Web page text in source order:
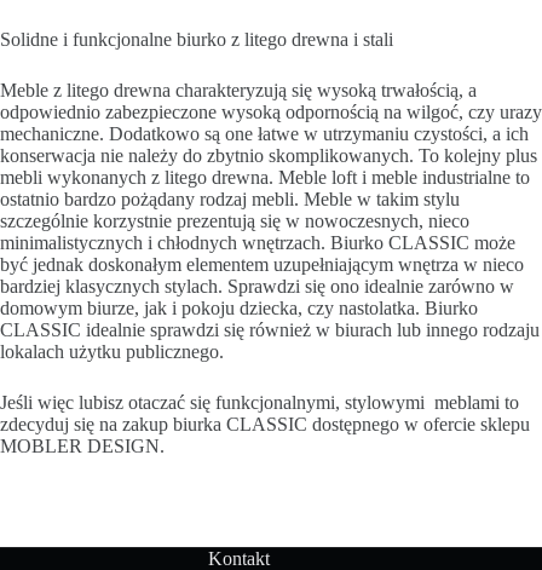
Solidne i funkcjonalne biurko z litego drewna i stali
Meble z litego drewna charakteryzują się wysoką trwałością, a
odpowiednio zabezpieczone wysoką odpornością na wilgoć, czy urazy
mechaniczne. Dodatkowo są one łatwe w utrzymaniu czystości, a ich
konserwacja nie należy do zbytnio skomplikowanych. To kolejny plus
mebli wykonanych z litego drewna. Meble loft i meble industrialne to
ostatnio bardzo pożądany rodzaj mebli. Meble w takim stylu
szczególnie korzystnie prezentują się w nowoczesnych, nieco
minimalistycznych i chłodnych wnętrzach. Biurko CLASSIC może
być jednak doskonałym elementem uzupełniającym wnętrza w nieco
bardziej klasycznych stylach. Sprawdzi się ono idealnie zarówno w
domowym biurze, jak i pokoju dziecka, czy nastolatka. Biurko
CLASSIC idealnie sprawdzi się również w biurach lub innego rodzaju
lokalach użytku publicznego.
Jeśli więc lubisz otaczać się funkcjonalnymi, stylowymi meblami to
zdecyduj się na zakup biurka CLASSIC dostępnego w ofercie sklepu
MOBLER DESIGN.
Kontakt